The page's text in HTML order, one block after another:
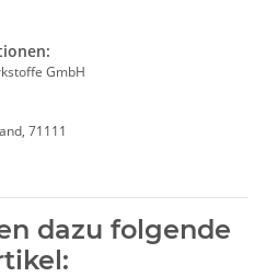
GmbH
71111
dazu folgende